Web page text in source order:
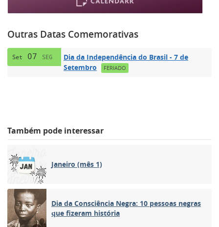
Outras Datas Comemorativas
Set 07 SEG
Dia da Independência do Brasil - 7 de
Setembro
FERIADO
Também pode interessar
Janeiro (mês 1)
Dia da Consciência Negra: 10 pessoas negras
que fizeram história